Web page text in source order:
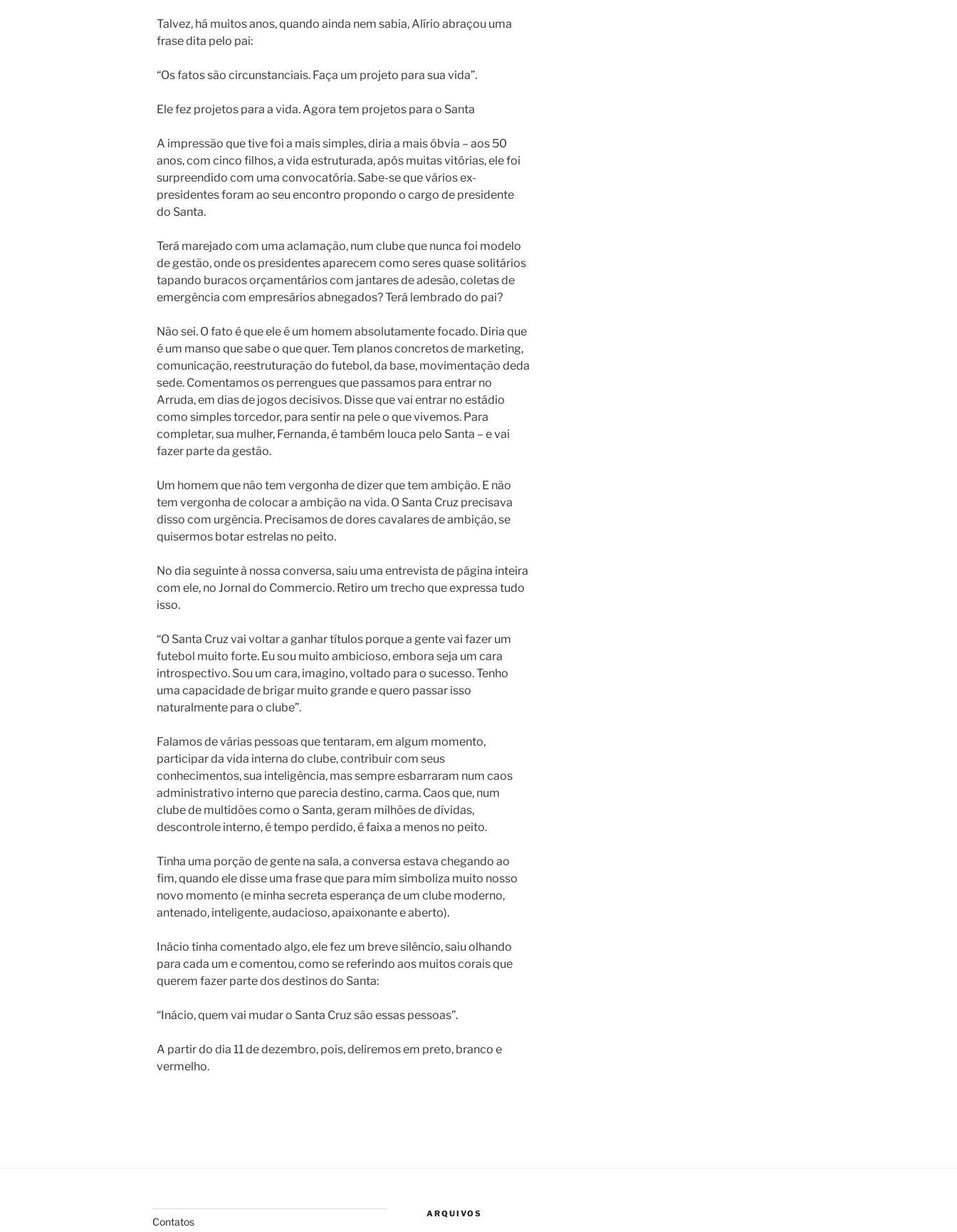
Talvez, há muitos anos, quando ainda nem sabia, Alírio abraçou uma
frase dita pelo pai:
“Os fatos são circunstanciais. Faça um projeto para sua vida”.
Ele fez projetos para a vida. Agora tem projetos para o Santa
A impressão que tive foi a mais simples, diria a mais óbvia – aos 50
anos, com cinco filhos, a vida estruturada, após muitas vitórias, ele foi
surpreendido com uma convocatória. Sabe-se que vários ex-
presidentes foram ao seu encontro propondo o cargo de presidente
do Santa.
Terá marejado com uma aclamação, num clube que nunca foi modelo
de gestão, onde os presidentes aparecem como seres quase solitários
tapando buracos orçamentários com jantares de adesão, coletas de
emergência com empresários abnegados? Terá lembrado do pai?
Não sei. O fato é que ele é um homem absolutamente focado. Diria que
é um manso que sabe o que quer. Tem planos concretos de marketing,
comunicação, reestruturação do futebol, da base, movimentação deda
sede. Comentamos os perrengues que passamos para entrar no
Arruda, em dias de jogos decisivos. Disse que vai entrar no estádio
como simples torcedor, para sentir na pele o que vivemos. Para
completar, sua mulher, Fernanda, é também louca pelo Santa – e vai
fazer parte da gestão.
Um homem que não tem vergonha de dizer que tem ambição. E não
tem vergonha de colocar a ambição na vida. O Santa Cruz precisava
disso com urgência. Precisamos de dores cavalares de ambição, se
quisermos botar estrelas no peito.
No dia seguinte à nossa conversa, saiu uma entrevista de página inteira
com ele, no Jornal do Commercio. Retiro um trecho que expressa tudo
isso.
“O Santa Cruz vai voltar a ganhar títulos porque a gente vai fazer um
futebol muito forte. Eu sou muito ambicioso, embora seja um cara
introspectivo. Sou um cara, imagino, voltado para o sucesso. Tenho
uma capacidade de brigar muito grande e quero passar isso
naturalmente para o clube”.
Falamos de várias pessoas que tentaram, em algum momento,
participar da vida interna do clube, contribuir com seus
conhecimentos, sua inteligência, mas sempre esbarraram num caos
administrativo interno que parecia destino, carma. Caos que, num
clube de multidões como o Santa, geram milhões de dívidas,
descontrole interno, é tempo perdido, é faixa a menos no peito.
Tinha uma porção de gente na sala, a conversa estava chegando ao
fim, quando ele disse uma frase que para mim simboliza muito nosso
novo momento (e minha secreta esperança de um clube moderno,
antenado, inteligente, audacioso, apaixonante e aberto).
Inácio tinha comentado algo, ele fez um breve silêncio, saiu olhando
para cada um e comentou, como se referindo aos muitos corais que
querem fazer parte dos destinos do Santa:
“Inácio, quem vai mudar o Santa Cruz são essas pessoas”.
A partir do dia 11 de dezembro, pois, deliremos em preto, branco e
vermelho.
Contatos
ARQUIVOS